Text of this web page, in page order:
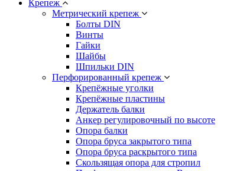
Крепеж
Метрический крепеж
Болты DIN
Винты
Гайки
Шайбы
Шпильки DIN
Перфорированный крепеж
Крепёжные уголки
Крепёжные пластины
Держатель балки
Анкер регулировочный по высоте
Опора балки
Опора бруса закрытого типа
Опора бруса раскрытого типа
Скользящая опора для стропил